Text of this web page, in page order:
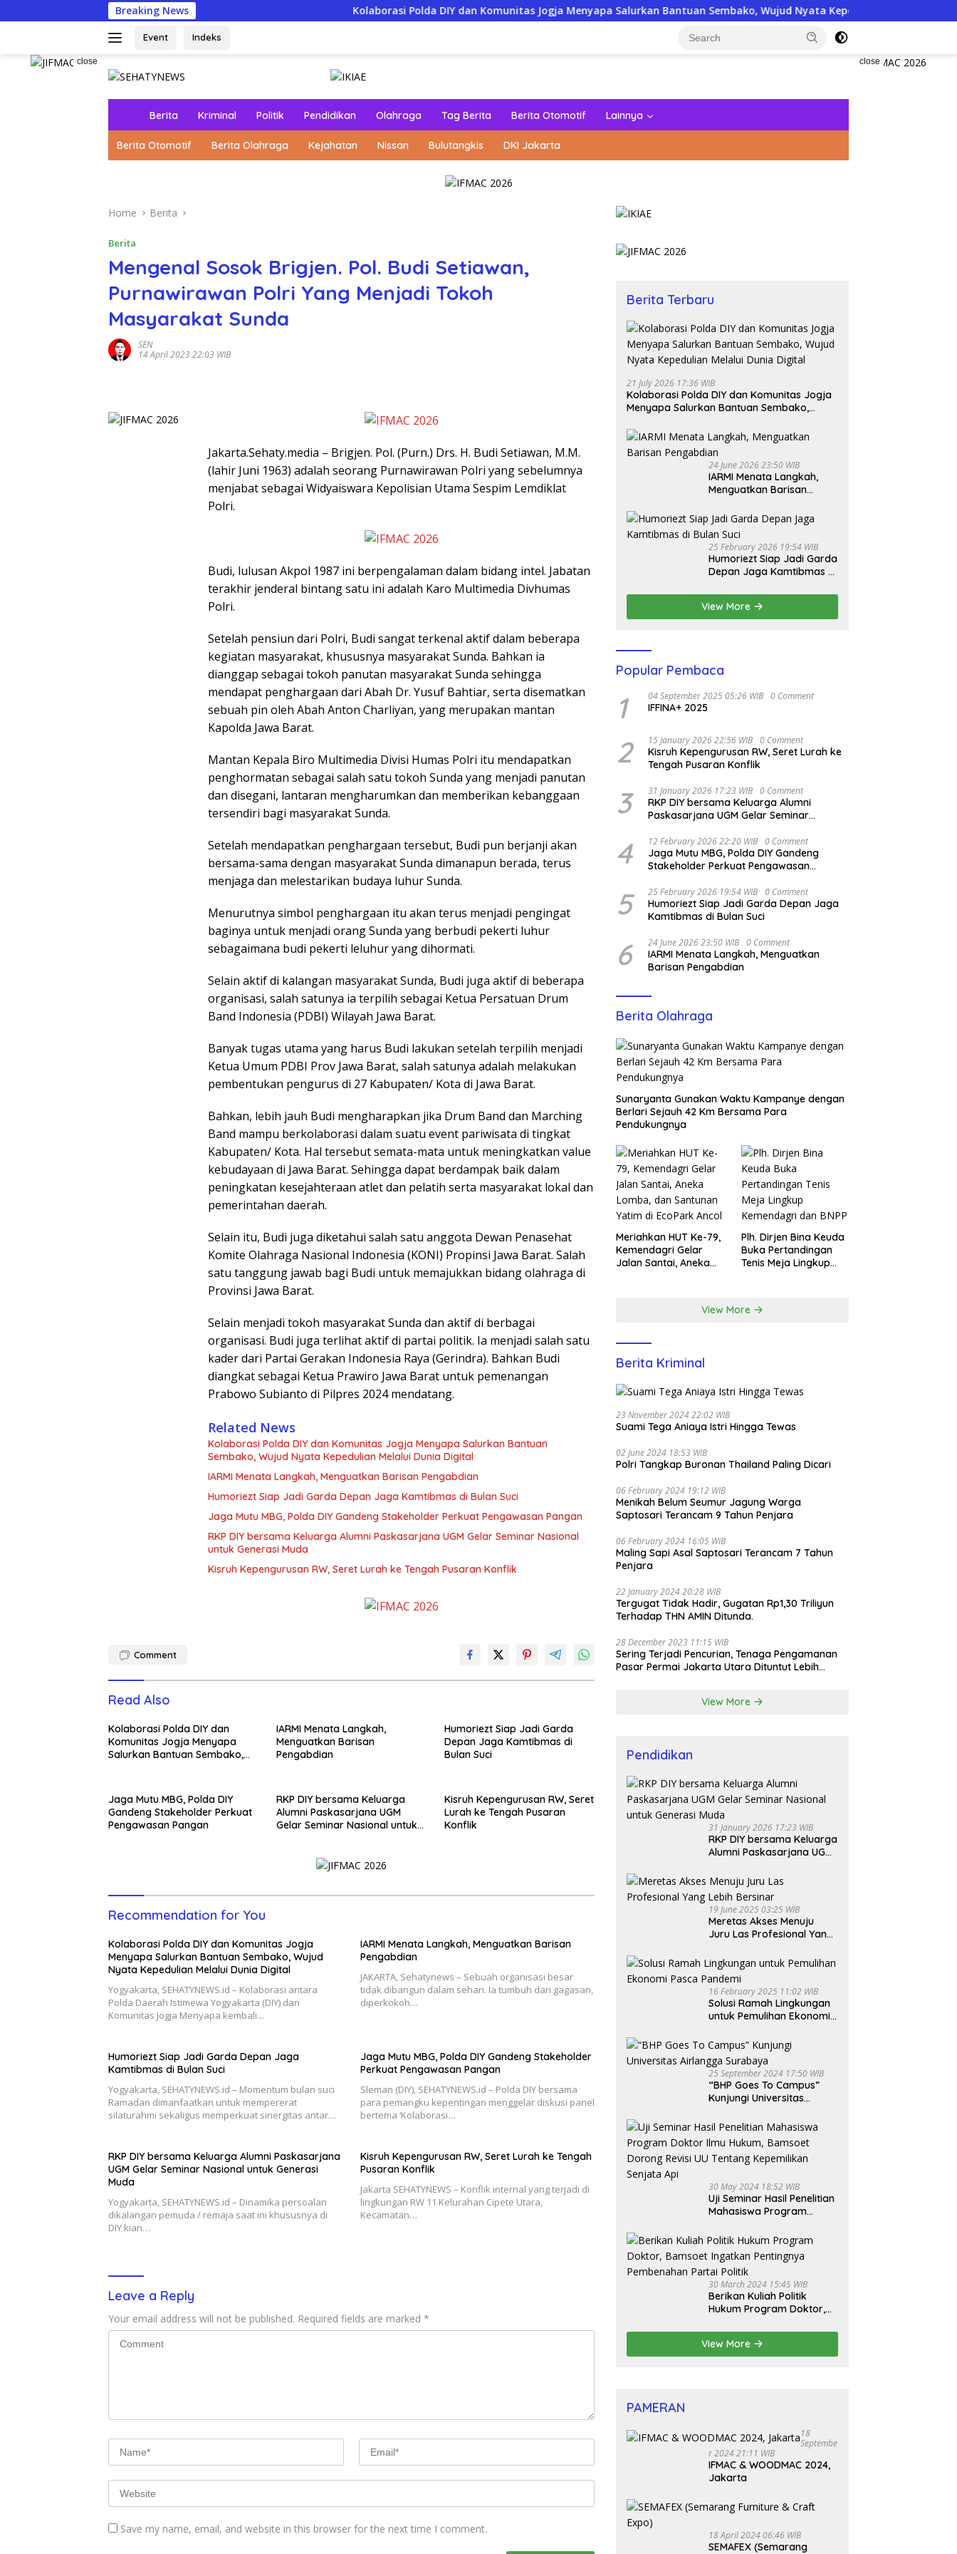
to
Breaking News Kolaborasi Polda DIY dan Komunitas Jogja Menyapa Salurkan Bantuan Sembako, Wujud Nyata Kepedulian Melalui Dunia Digital
Event Indeks
close close
m
e
Berita Kriminal Politik Pendidikan Olahraga Tag Berita Berita Otomotif Lainnya
Berita Otomotif Berita Olahraga Kejahatan Nissan Bulutangkis DKI Jakarta
Home Berita
Berita
Mengenal Sosok Brigjen. Pol. Budi Setiawan,
Purnawirawan Polri Yang Menjadi Tokoh
Masyarakat Sunda
SEN
14 April 2023 22:03 WIB
Jakarta.Sehaty.media – Brigjen. Pol. (Purn.) Drs. H. Budi Setiawan, M.M.
(lahir Juni 1963) adalah seorang Purnawirawan Polri yang sebelumnya
menjabat sebagai Widyaiswara Kepolisian Utama Sespim Lemdiklat
Polri.
Budi, lulusan Akpol 1987 ini berpengalaman dalam bidang intel. Jabatan
terakhir jenderal bintang satu ini adalah Karo Multimedia Divhumas
Polri.
Setelah pensiun dari Polri, Budi sangat terkenal aktif dalam beberapa
kegiatan masyarakat, khususnya masyarakat Sunda. Bahkan ia
dianggap sebagai tokoh panutan masyarakat Sunda sehingga
mendapat penghargaan dari Abah Dr. Yusuf Bahtiar, serta disematkan
sebuah pin oleh Abah Anton Charliyan, yang merupakan mantan
Kapolda Jawa Barat.
Mantan Kepala Biro Multimedia Divisi Humas Polri itu mendapatkan
penghormatan sebagai salah satu tokoh Sunda yang menjadi panutan
dan disegani, lantaran mengharumkan dan memberikan kebanggaan
tersendiri bagi masyarakat Sunda.
Setelah mendapatkan penghargaan tersebut, Budi pun berjanji akan
bersama-sama dengan masyarakat Sunda dimanapun berada, terus
menjaga dan melestarikan budaya luhur Sunda.
Menurutnya simbol penghargaan itu akan terus menjadi pengingat
baginya untuk menjadi orang Sunda yang berbudi pekerti luhur
sebagaimana budi pekerti leluhur yang dihormati.
Selain aktif di kalangan masyarakat Sunda, Budi juga aktif di beberapa
organisasi, salah satunya ia terpilih sebagai Ketua Persatuan Drum
Band Indonesia (PDBI) Wilayah Jawa Barat.
Banyak tugas utama yang harus Budi lakukan setelah terpilih menjadi
Ketua Umum PDBI Prov Jawa Barat, salah satunya adalah melakukan
pembentukan pengurus di 27 Kabupaten/ Kota di Jawa Barat.
Bahkan, lebih jauh Budi mengharapkan jika Drum Band dan Marching
Band mampu berkolaborasi dalam suatu event pariwisata di tingkat
Kabupaten/ Kota. Hal tersebut semata-mata untuk meningkatkan value
kebudayaan di Jawa Barat. Sehingga dapat berdampak baik dalam
peningkatan kesejahteraan atlet dan pelatih serta masyarakat lokal dan
pemerintahan daerah.
Selain itu, Budi juga diketahui salah satu anggota Dewan Penasehat
Komite Olahraga Nasional Indonesia (KONI) Propinsi Jawa Barat. Salah
satu tanggung jawab bagi Budi untuk memajukkan bidang olahraga di
Provinsi Jawa Barat.
Selain menjadi tokoh masyarakat Sunda dan aktif di berbagai
organisasi. Budi juga terlihat aktif di partai politik. Ia menjadi salah satu
kader dari Partai Gerakan Indonesia Raya (Gerindra). Bahkan Budi
diangkat sebagai Ketua Prawiro Jawa Barat untuk pemenangan
Prabowo Subianto di Pilpres 2024 mendatang.
Related News
Kolaborasi Polda DIY dan Komunitas Jogja Menyapa Salurkan Bantuan
Sembako, Wujud Nyata Kepedulian Melalui Dunia Digital
IARMI Menata Langkah, Menguatkan Barisan Pengabdian
Humoriezt Siap Jadi Garda Depan Jaga Kamtibmas di Bulan Suci
Jaga Mutu MBG, Polda DIY Gandeng Stakeholder Perkuat Pengawasan Pangan
RKP DIY bersama Keluarga Alumni Paskasarjana UGM Gelar Seminar Nasional
untuk Generasi Muda
Kisruh Kepengurusan RW, Seret Lurah ke Tengah Pusaran Konflik
Comment
Read Also
Kolaborasi Polda DIY dan
Komunitas Jogja Menyapa
Salurkan Bantuan Sembako,
IARMI Menata Langkah,
Menguatkan Barisan
Pengabdian
Humoriezt Siap Jadi Garda
Depan Jaga Kamtibmas di
Bulan Suci
Jaga Mutu MBG, Polda DIY
Gandeng Stakeholder Perkuat
Pengawasan Pangan
RKP DIY bersama Keluarga
Alumni Paskasarjana UGM
Gelar Seminar Nasional untuk
Kisruh Kepengurusan RW, Seret
Lurah ke Tengah Pusaran
Konflik
Recommendation for You
Kolaborasi Polda DIY dan Komunitas Jogja
Menyapa Salurkan Bantuan Sembako, Wujud
Nyata Kepedulian Melalui Dunia Digital
Yogyakarta, SEHATYNEWS.id – Kolaborasi antara
Polda Daerah Istimewa Yogyakarta (DIY) dan
Komunitas Jogja Menyapa kembali…
IARMI Menata Langkah, Menguatkan Barisan
Pengabdian
JAKARTA, Sehatynews – Sebuah organisasi besar
tidak dibangun dalam sehari. Ia tumbuh dari gagasan,
diperkokoh…
Humoriezt Siap Jadi Garda Depan Jaga
Kamtibmas di Bulan Suci
Yogyakarta, SEHATYNEWS.id – Momentum bulan suci
Ramadan dimanfaatkan untuk mempererat
silaturahmi sekaligus memperkuat sinergitas antar…
Jaga Mutu MBG, Polda DIY Gandeng Stakeholder
Perkuat Pengawasan Pangan
Sleman (DIY), SEHATYNEWS.id – Polda DIY bersama
para pemangku kepentingan menggelar diskusi panel
bertema ‘Kolaborasi…
RKP DIY bersama Keluarga Alumni Paskasarjana
UGM Gelar Seminar Nasional untuk Generasi
Muda
Yogyakarta, SEHATYNEWS.id – Dinamika persoalan
dikalangan pemuda / remaja saat ini khususnya di
DIY kian…
Kisruh Kepengurusan RW, Seret Lurah ke Tengah
Pusaran Konflik
Jakarta SEHATYNEWS – Konflik internal yang terjadi di
lingkungan RW 11 Kelurahan Cipete Utara,
Kecamatan…
Leave a Reply
Your email address will not be published. Required fields are marked *
Save my name, email, and website in this browser for the next time I comment.
Berita Terbaru
21 July 2026 17:36 WIB
Kolaborasi Polda DIY dan Komunitas Jogja
Menyapa Salurkan Bantuan Sembako,
Digital
24 June 2026 23:50 WIB
IARMI Menata Langkah,
Menguatkan Barisan
25 February 2026 19:54 WIB
Humoriezt Siap Jadi Garda
Depan Jaga Kamtibmas di
View More
Popular Pembaca
1 04 September 2025 05:26 WIB 0 Comment
IFFINA+ 2025
2 15 January 2026 22:56 WIB 0 Comment
Kisruh Kepengurusan RW, Seret Lurah ke
Tengah Pusaran Konflik
3 31 January 2026 17:23 WIB 0 Comment
RKP DIY bersama Keluarga Alumni
Paskasarjana UGM Gelar Seminar
4 12 February 2026 22:20 WIB 0 Comment
Jaga Mutu MBG, Polda DIY Gandeng
Stakeholder Perkuat Pengawasan
5 25 February 2026 19:54 WIB 0 Comment
Humoriezt Siap Jadi Garda Depan Jaga
Kamtibmas di Bulan Suci
6 24 June 2026 23:50 WIB 0 Comment
IARMI Menata Langkah, Menguatkan
Barisan Pengabdian
Berita Olahraga
Sunaryanta Gunakan Waktu Kampanye dengan
Berlari Sejauh 42 Km Bersama Para
Pendukungnya
Meriahkan HUT Ke-79,
Kemendagri Gelar
Jalan Santai, Aneka
Plh. Dirjen Bina Keuda
Buka Pertandingan
Tenis Meja Lingkup
View More
Berita Kriminal
23 November 2024 22:02 WIB
Suami Tega Aniaya Istri Hingga Tewas
02 June 2024 18:53 WIB
Polri Tangkap Buronan Thailand Paling Dicari
06 February 2024 19:12 WIB
Menikah Belum Seumur Jagung Warga
Saptosari Terancam 9 Tahun Penjara
06 February 2024 16:05 WIB
Maling Sapi Asal Saptosari Terancam 7 Tahun
Penjara
22 January 2024 20:28 WIB
Tergugat Tidak Hadir, Gugatan Rp1,30 Triliyun
Terhadap THN AMIN Ditunda.
28 December 2023 11:15 WIB
Sering Terjadi Pencurian, Tenaga Pengamanan
Pasar Permai Jakarta Utara Dituntut Lebih
View More
Pendidikan
31 January 2026 17:23 WIB
RKP DIY bersama Keluarga
Alumni Paskasarjana UGM
untuk Generasi Muda
19 June 2025 03:25 WIB
Meretas Akses Menuju
Juru Las Profesional Yang
16 February 2025 11:02 WIB
Solusi Ramah Lingkungan
untuk Pemulihan Ekonomi
25 September 2024 17:50 WIB
“BHP Goes To Campus”
Kunjungi Universitas
30 May 2024 18:52 WIB
Uji Seminar Hasil Penelitian
Mahasiswa Program
Bamsoet Dorong Revisi UU
Tentang Kepemilikan
Senjata Api
30 March 2024 15:45 WIB
Berikan Kuliah Politik
Hukum Program Doktor,
Pentingnya Pembenahan
Partai Politik
View More
PAMERAN
18
Septembe
R 2024 21:11 WIB
IFMAC & WOODMAC 2024,
Jakarta
18 April 2024 06:46 WIB
SEMAFEX (Semarang